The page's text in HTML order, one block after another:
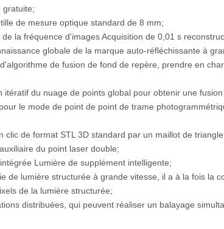
gratuite;
de mesure optique standard de 8 mm;
la fréquence d'images Acquisition de 0,01 s
globale de la marque auto-réfléchissante à
de fusion de fond de repère, prendre en
itératif du nuage de points global pour obtenir une
le mode de point de point de trame
clic de format STL 3D standard par un maillot de
du point laser double;
Lumière de supplément intelligente;
de lumière structurée à grande vitesse, il a à la fois la
de la lumière structurée;
distribuées, qui peuvent réaliser un balayage